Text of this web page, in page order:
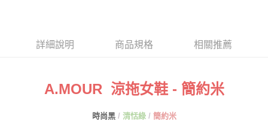
２．便利：只要手機號碼，簡訊認證，即可結帳。
３．安心：先確認商品／服務後，再付款。
１．於結帳方式選擇「AFTEE先享後付」後，將跳轉至「AFTEE先享後付」
結帳頁面，進行簡訊認證並確認金額後，即可完成結帳。
３．收到繳費通知簡訊後14天內，點擊此簡訊中的連結，可透過四大超商／
付款後全家取貨
詳細說明 商品規格 相關推薦
A.MOUR 涼拖女鞋 - 簡約米
時尚黑/ 清恬綠/ 簡約米